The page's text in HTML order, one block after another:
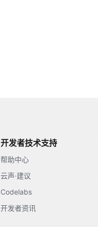
开发者技术支持
帮助中心
云声·建议
Codelabs
开发者资讯